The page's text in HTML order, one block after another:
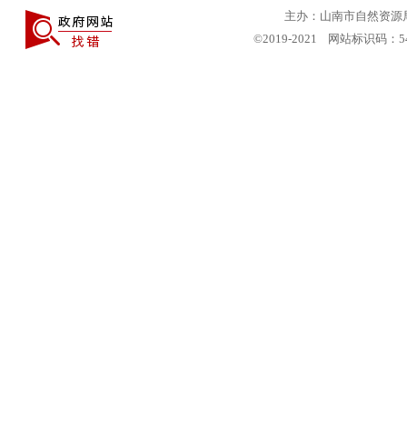
主办：山南市自然资
©2019-2021 网站标识码：